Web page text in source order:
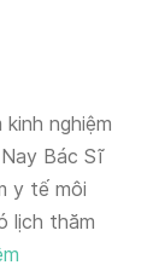
nghiệm
Bác Sĩ
y tế môi
lịch thăm